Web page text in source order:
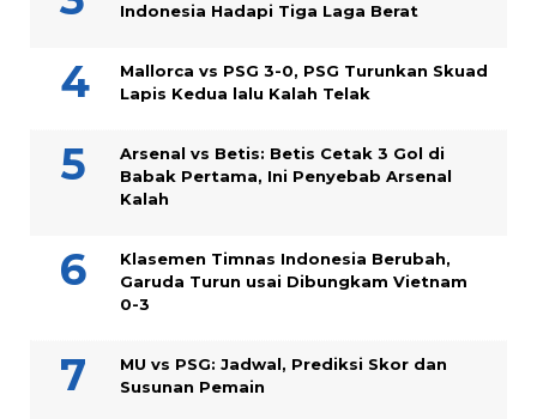
Indonesia Hadapi Tiga Laga Berat
Mallorca vs PSG 3-0, PSG Turunkan Skuad
Lapis Kedua lalu Kalah Telak
Arsenal vs Betis: Betis Cetak 3 Gol di
Babak Pertama, Ini Penyebab Arsenal
Kalah
Klasemen Timnas Indonesia Berubah,
Garuda Turun usai Dibungkam Vietnam
0-3
MU vs PSG: Jadwal, Prediksi Skor dan
Susunan Pemain